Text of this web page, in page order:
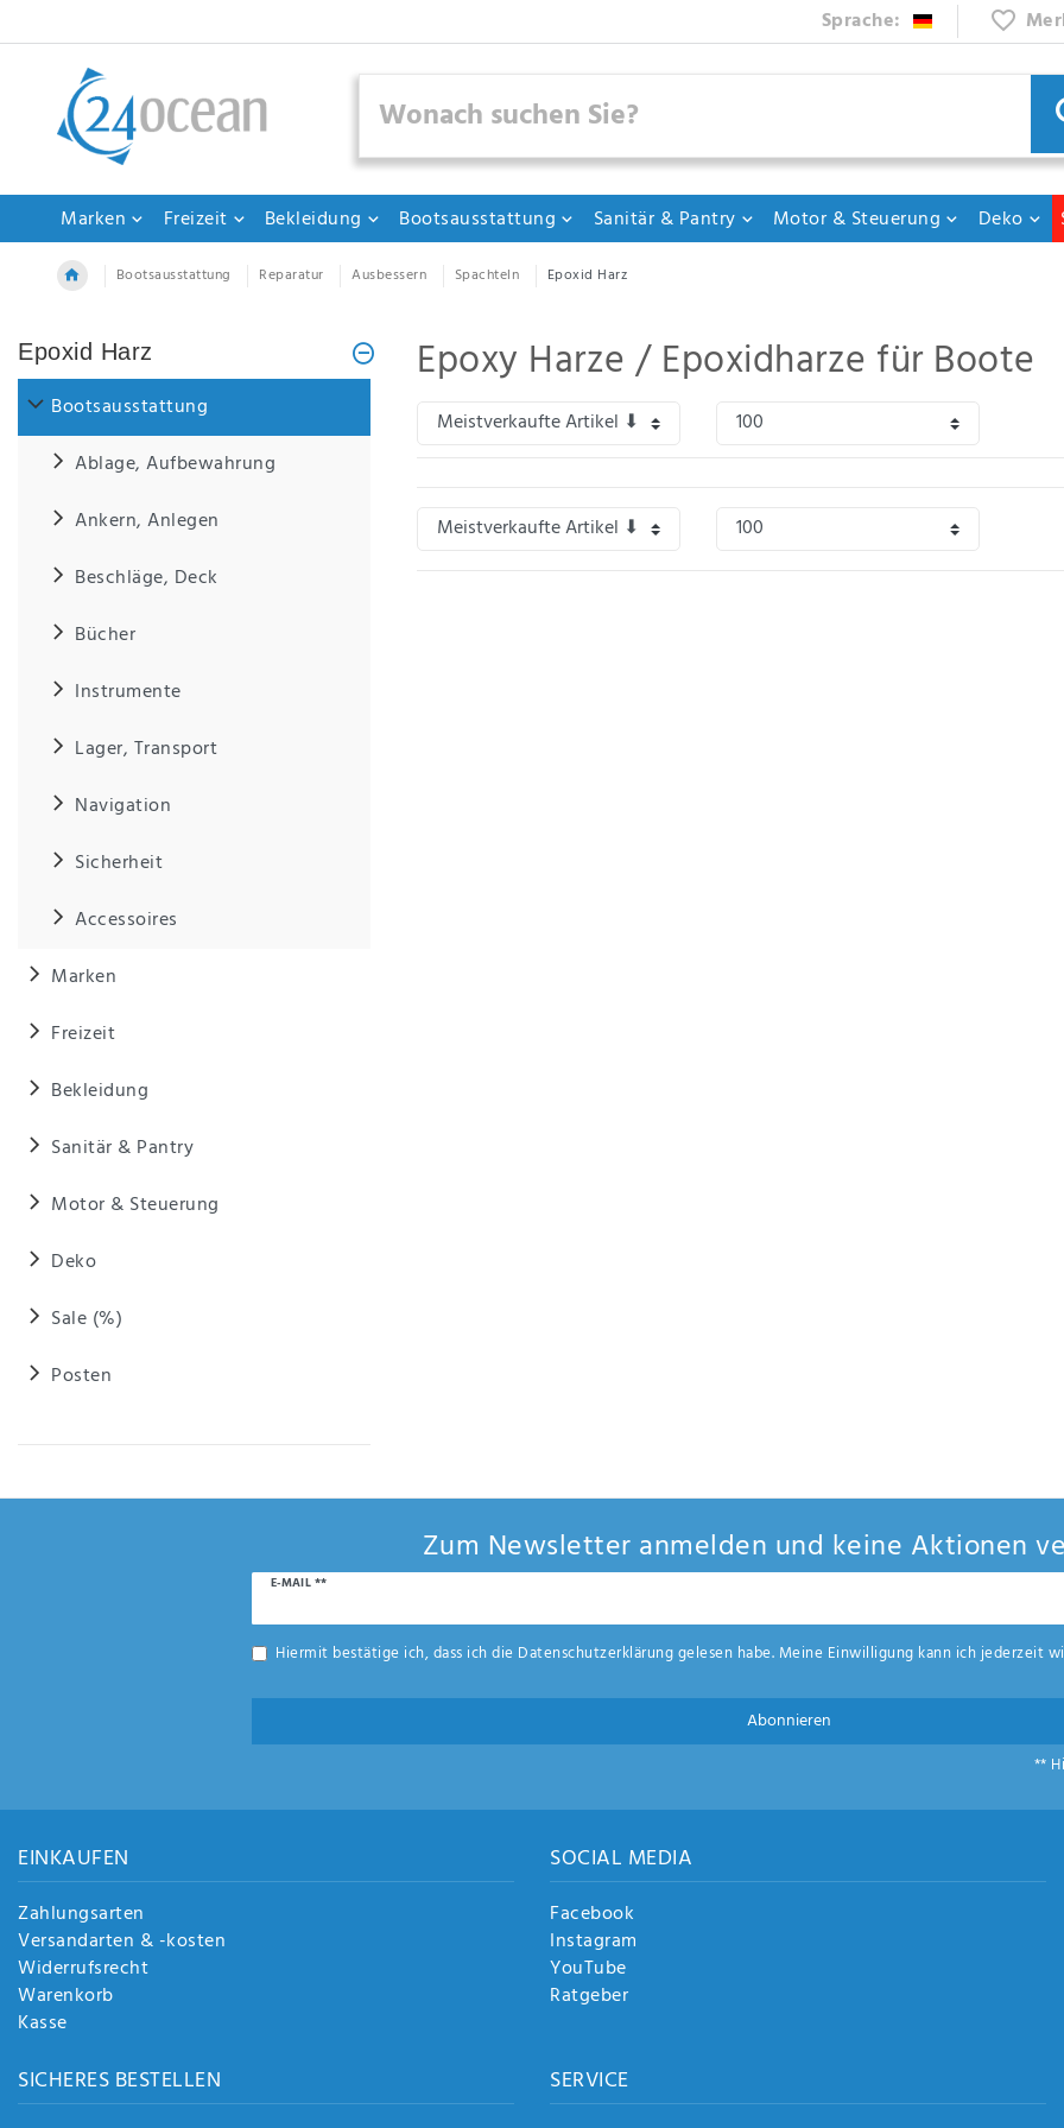
Sprache:
Marken Freizeit Bekleidung Bootsausstattung Sanitär & Pantry Motor & Steuerung Deko
Bootsausstattung Reparatur Ausbessern Spachteln Epoxid Harz
Epoxid Harz
Bootsausstattung
Ablage, Aufbewahrung
Ankern, Anlegen
Beschläge, Deck
Bücher
Instrumente
Lager, Transport
Navigation
Sicherheit
Accessoires
Marken
Freizeit
Bekleidung
Sanitär & Pantry
Motor & Steuerung
Deko
Sale (%)
Posten
Epoxy Harze / Epoxidharze für Boote
Filter
Sind
diese
Filter
hilfreich?
Vermissen
Schreiben
Sie
uns
doch
einfach.
IHR NAME
IHRE E-MAIL ADRESSE
Hiermit
bestätige
ich, dass
Daten­
erklärung
habe.
Ceres::Template.mailFormHoneypotLabel
Anf
rag
sen
n
Zum Newsletter anmelden und keine Aktionen
E-MAIL **
Newsletter
Hiermit bestätige ich, dass ich die Daten­schutz­erklärunggelesen habe. Meine Einwilligung kann ich jederzeit
Abonnieren
**
EINKAUFEN
Zahlungsarten
Versandarten & -kosten
Widerrufsrecht
Warenkorb
Kasse
SICHERES BESTELLEN
SOCIAL MEDIA
Facebook
Instagram
YouTube
Ratgeber
SERVICE